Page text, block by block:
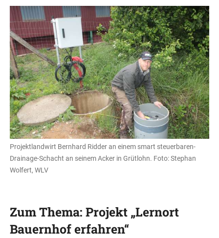
Projektlandwirt Bernhard Ridder an einem smart steuerbaren-
Drainage-Schacht an seinem Acker in Grütlohn. Foto: Stephan
Wolfert, WLV
Zum Thema: Projekt „Lernort
Bauernhof erfahren“